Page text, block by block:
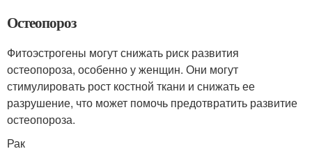
Остеопороз
Фитоэстрогены могут снижать риск развития
остеопороза, особенно у женщин. Они могут
стимулировать рост костной ткани и снижать ее
разрушение, что может помочь предотвратить развитие
остеопороза.
Рак